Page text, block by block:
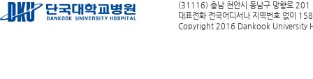
(31116) 충남 천안시 동남구 망향로 201
대표전화 전국어디서나 지역번호 없이
Copyright 2016 Dankook University